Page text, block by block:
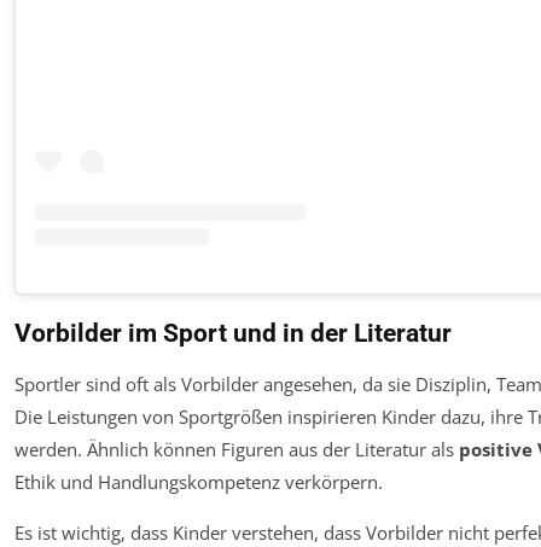
Vorbilder im Sport und in der Literatur
Sportler sind oft als Vorbilder angesehen, da sie Disziplin,
Die Leistungen von Sportgrößen inspirieren Kinder dazu, ihre
werden. Ähnlich können Figuren aus der Literatur als positive
Ethik und Handlungskompetenz verkörpern.
Es ist wichtig, dass Kinder verstehen, dass Vorbilder nicht